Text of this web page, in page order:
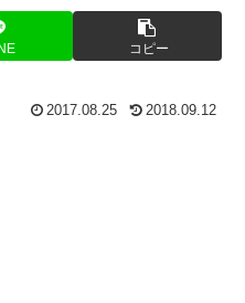
コピー
2017.08.25 2018.09.12